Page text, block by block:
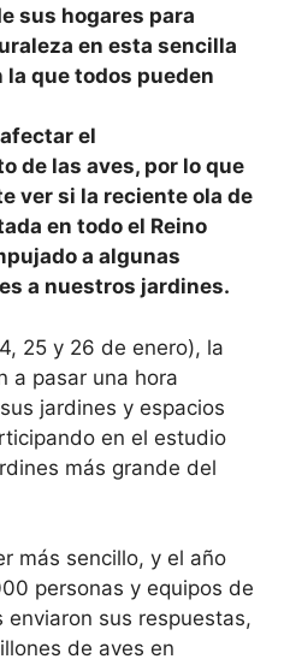
sus hogares para
en esta sencilla
que todos pueden
el
de las aves, por lo que
ver si la reciente ola de
en todo el Reino
a algunas
a nuestros jardines.
25 y 26 de enero), la
a pasar una hora
jardines y espacios
en el estudio
más grande del
más sencillo, y el año
personas y equipos de
sus respuestas,
de aves en